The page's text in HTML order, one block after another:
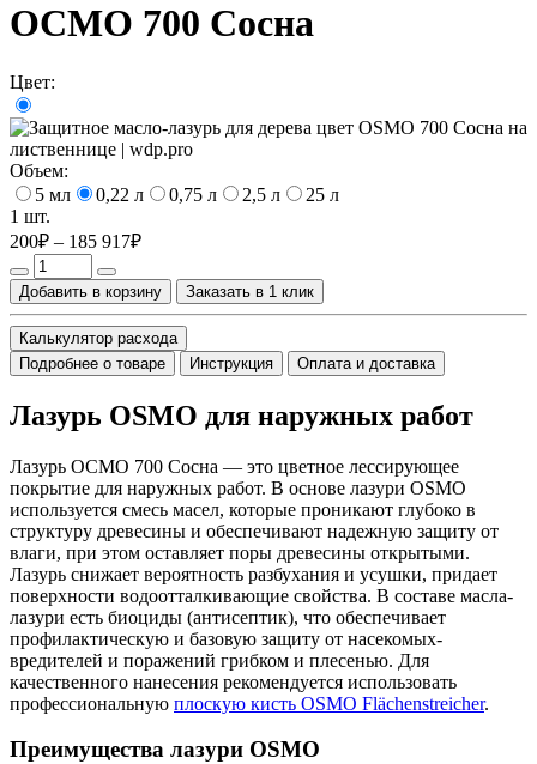
ОСМО 700 Сосна
Цвет:
Объем:
5 мл
0,22 л 0,75 л 2,5 л
25 л
1 шт.
200₽ – 185 917₽
Добавить в корзину Заказать в 1 клик
Калькулятор расхода
Подробнее о товаре
Инструкция Оплата и доставка
Лазурь OSMO для наружных работ
Лазурь ОСМО 700 Сосна — это цветное лессирующее
покрытие для наружных работ. В основе лазури OSMO
используется смесь масел, которые проникают глубоко в
структуру древесины и обеспечивают надежную защиту от
влаги, при этом оставляет поры древесины открытыми.
Лазурь снижает вероятность разбухания и усушки, придает
поверхности водоотталкивающие свойства. В составе масла-
лазури есть биоциды (антисептик), что обеспечивает
профилактическую и базовую защиту от насекомых-
вредителей и поражений грибком и плесенью. Для
качественного нанесения рекомендуется использовать
профессиональную плоскую кисть OSMO Flächenstreicher.
Преимущества лазури OSMO